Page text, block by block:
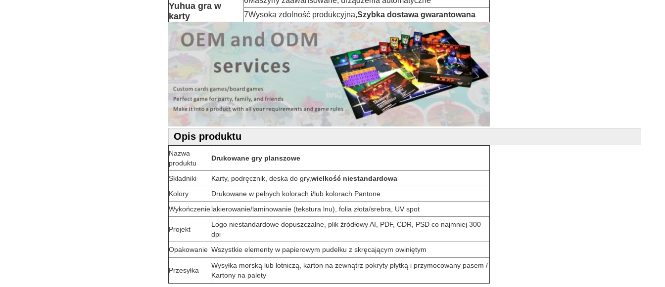
Yuhua gra w
karty
7Wysoka zdolność produkcyjna,Szybka dostawa gwarantowana
Opis produktu
Nazwa
produktu
Drukowane gry planszowe
Składniki Karty, podręcznik, deska do gry,wielkość niestandardowa
Kolory
Drukowane w pełnych kolorach i/lub kolorach Pantone
Wykończenielakierowanie/laminowanie (tekstura lnu), folia złota/srebra, UV spot
Projekt
Logo niestandardowe dopuszczalne, plik źródłowy AI, PDF, CDR, PSD co najmniej 300
dpi
Opakowanie Wszystkie elementy w papierowym pudełku z skręcającym owiniętym
Przesyłka
Wysyłka morską lub lotniczą, karton na zewnątrz pokryty płytką i przymocowany pasem /
Kartony na palety